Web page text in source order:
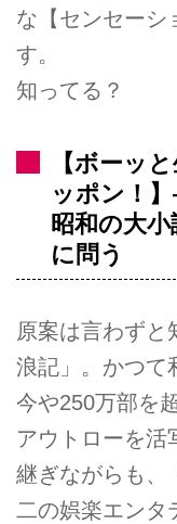
な【センセーシ
す。
知ってる？
【ボーッ
ッポン
昭和の大
に問う
原案は言わずと
浪記」。かつて
今や250万部を
アウトローを活
継ぎながらも、
二の娯楽エンタ